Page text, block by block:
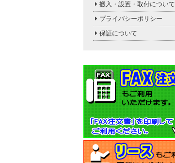
搬入・設置・取付について
プライバシーポリシー
保証について